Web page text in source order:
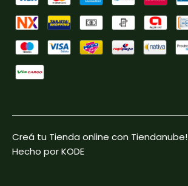
Creá tu Tienda online con Tiendanube!
Hecho por KODE